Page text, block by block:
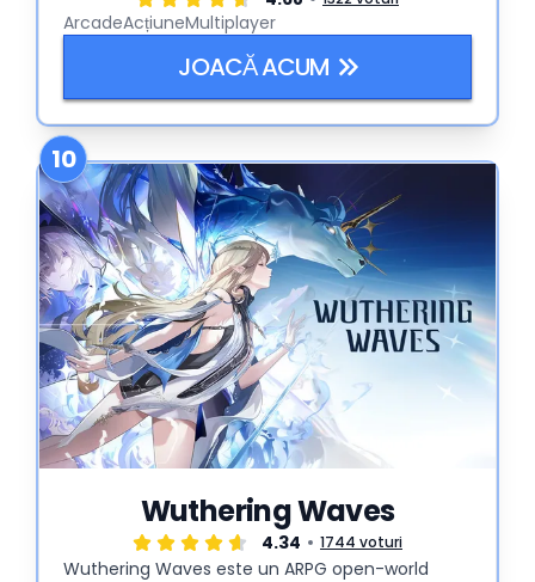
ArcadeAcțiuneMultiplayer
JOACĂ ACUM
10
Wuthering Waves
4.34 1744 voturi
Wuthering Waves este un ARPG open-world